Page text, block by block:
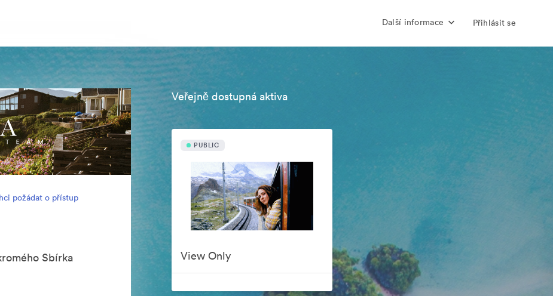
Další informace Přihlásit se
požádat o přístup
Sbírka
Veřejně dostupná aktiva
PUBLIC
View Only